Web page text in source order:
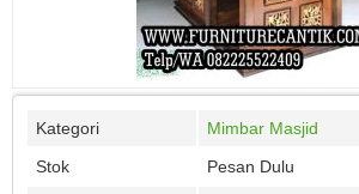
Kategori
Mimbar Masjid
Stok
Pesan Dulu